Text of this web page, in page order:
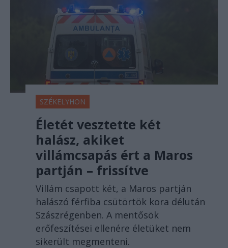
SZÉKELYHON
Életét vesztette két
halász, akiket
villámcsapás ért a Maros
partján – frissítve
Villám csapott két, a Maros partján
halászó férfiba csütörtök kora délután
Szászrégenben. A mentősök
erőfeszítései ellenére életüket nem
sikerült megmenteni.